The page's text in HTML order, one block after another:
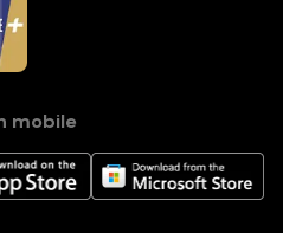
mobile